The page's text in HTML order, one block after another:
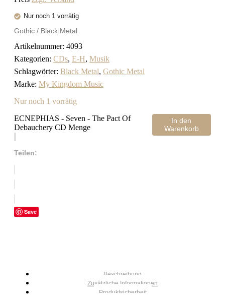
Nur noch 1 vorrätig
Gothic / Black Metal
Artikelnummer: 4093
Kategorien: CDs, E-H, Musik
Schlagwörter: Black Metal, Gothic Metal
Marke: My Kingdom Music
Nur noch 1 vorrätig
ECNEPHIAS - Seven - The Pact Of
Debauchery CD Menge
In den
Warenkorb
Teilen:
Save
Beschreibung
Zusätzliche Informationen
Produktsicherheit